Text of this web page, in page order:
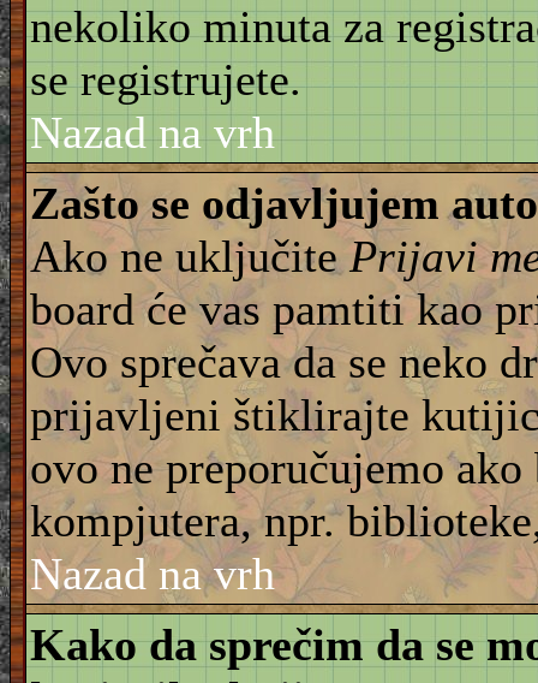
nekoliko minuta za
se registrujete.
Nazad na vrh
Zašto se odjavljujem
Ako ne uključitePrijavi
board će vas pamtiti kao
Ovo sprečava da se neko
prijavljeni štiklirajte
ovo ne preporučujemo
kompjutera, npr.
Nazad na vrh
Kako da sprečim da se